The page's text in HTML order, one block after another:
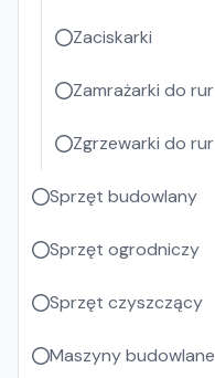
Zaciskarki
Zamrażarki do rur
Zgrzewarki do rur
Sprzęt budowlany
Sprzęt ogrodniczy
Sprzęt czyszczący
Maszyny budowlane